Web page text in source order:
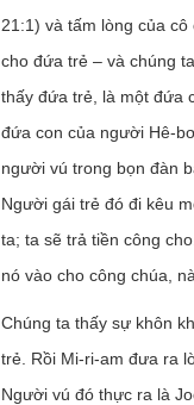
21:1) và tấm lòng của
cho đứa trẻ – và chúng
thấy đứa trẻ, là một đứa
đứa con của người Hê-
người vú trong bọn đàn
Người gái trẻ đó đi kêu
ta; ta sẽ trả tiền công
nó vào cho công chúa,
Chúng ta thấy sự khôn
trẻ. Rồi Mi-ri-am đưa ra
Người vú đó thực ra là